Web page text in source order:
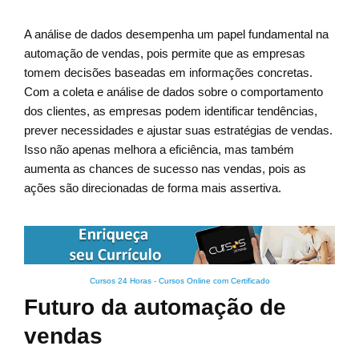
A análise de dados desempenha um papel fundamental na
automação de vendas, pois permite que as empresas
tomem decisões baseadas em informações concretas.
Com a coleta e análise de dados sobre o comportamento
dos clientes, as empresas podem identificar tendências,
prever necessidades e ajustar suas estratégias de vendas.
Isso não apenas melhora a eficiência, mas também
aumenta as chances de sucesso nas vendas, pois as
ações são direcionadas de forma mais assertiva.
Cursos 24 Horas - Cursos Online com Certificado
Futuro da automação de
vendas